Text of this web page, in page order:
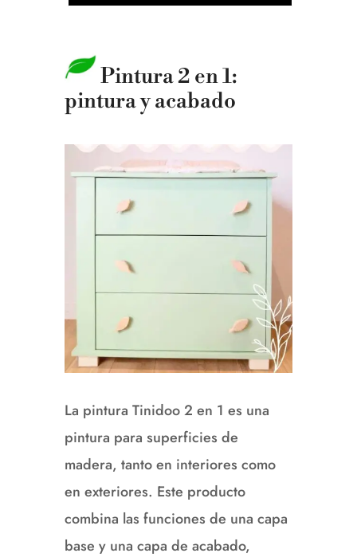
Pintura 2 en 1:
pintura y acabado
La pintura Tinidoo 2 en 1 es una
pintura para superficies de
madera, tanto en interiores como
en exteriores. Este producto
combina las funciones de una capa
base y una capa de acabado,